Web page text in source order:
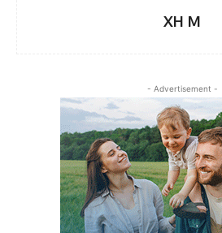
XH M
- Advertisement -